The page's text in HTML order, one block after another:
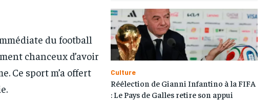
PARTENAIRES
IT-ADMIN
TOGOREPORT
L’INTEGRAL
TOGOREGARD
PARTENAIRES
IT-ADMIN
TOGOREPORT
L’INTEGRAL
TOGOREGARD
PARTENAIRES
IT-ADMIN
TOGOREPORT
L’INTEGRAL
TOGOREGARD
PARTENAIRES
IT-ADMIN
TOGOREPORT
L’INTEGRAL
TOGOREGARD
du football
chanceux d’avoir
Ce sport m’a offert
Culture
Réélection de Gianni Infantino à la FIFA
: Le Pays de Galles retire son appui